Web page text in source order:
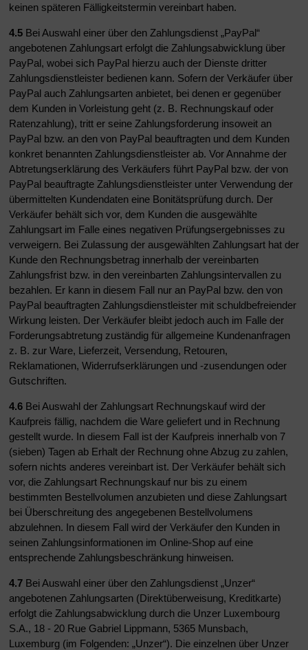
keinen späteren Fälligkeitstermin vereinbart haben.
4.5 Bei Auswahl einer über den Zahlungsdienst „PayPal“
angebotenen Zahlungsart erfolgt die Zahlungsabwicklung über
PayPal, wobei sich PayPal hierzu auch der Dienste dritter
Zahlungsdienstleister bedienen kann. Sofern der Verkäufer über
PayPal auch Zahlungsarten anbietet, bei denen er gegenüber
dem Kunden in Vorleistung geht (z. B. Rechnungskauf oder
Ratenzahlung), tritt er seine Zahlungsforderung insoweit an
PayPal bzw. an den von PayPal beauftragten und dem Kunden
konkret benannten Zahlungsdienstleister ab. Vor Annahme der
Abtretungserklärung des Verkäufers führt PayPal bzw. der von
PayPal beauftragte Zahlungsdienstleister unter Verwendung der
übermittelten Kundendaten eine Bonitätsprüfung durch. Der
Verkäufer behält sich vor, dem Kunden die ausgewählte
Zahlungsart im Falle eines negativen Prüfungsergebnisses zu
verweigern. Bei Zulassung der ausgewählten Zahlungsart hat der
Kunde den Rechnungsbetrag innerhalb der vereinbarten
Zahlungsfrist bzw. in den vereinbarten Zahlungsintervallen zu
bezahlen. Er kann in diesem Fall nur an PayPal bzw. den von
PayPal beauftragten Zahlungsdienstleister mit schuldbefreiender
Wirkung leisten. Der Verkäufer bleibt jedoch auch im Falle der
Forderungsabtretung zuständig für allgemeine Kundenanfragen
z. B. zur Ware, Lieferzeit, Versendung, Retouren,
Reklamationen, Widerrufserklärungen und -zusendungen oder
Gutschriften.
4.6 Bei Auswahl der Zahlungsart Rechnungskauf wird der
Kaufpreis fällig, nachdem die Ware geliefert und in Rechnung
gestellt wurde. In diesem Fall ist der Kaufpreis innerhalb von 7
(sieben) Tagen ab Erhalt der Rechnung ohne Abzug zu zahlen,
sofern nichts anderes vereinbart ist. Der Verkäufer behält sich
vor, die Zahlungsart Rechnungskauf nur bis zu einem
bestimmten Bestellvolumen anzubieten und diese Zahlungsart
bei Überschreitung des angegebenen Bestellvolumens
abzulehnen. In diesem Fall wird der Verkäufer den Kunden in
seinen Zahlungsinformationen im Online-Shop auf eine
entsprechende Zahlungsbeschränkung hinweisen.
4.7 Bei Auswahl einer über den Zahlungsdienst „Unzer“
angebotenen Zahlungsarten (Direktüberweisung, Kreditkarte)
erfolgt die Zahlungsabwicklung durch die Unzer Luxembourg
S.A., 18 - 20 Rue Gabriel Lippmann, 5365 Munsbach,
Luxemburg (im Folgenden: „Unzer“). Die einzelnen über Unzer